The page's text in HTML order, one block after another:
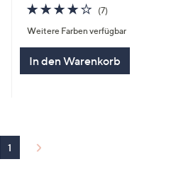
3.9
von
5
(7)7
Weitere Farben verfügbar
In den Warenkorb
1